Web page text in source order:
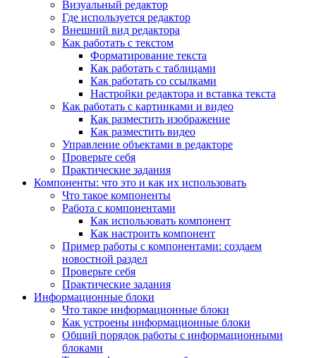
Визуальный редактор
Где используется редактор
Внешний вид редактора
Как работать с текстом
Форматирование текста
Как работать с таблицами
Как работать со ссылками
Настройки редактора и вставка текста
Как работать с картинками и видео
Как разместить изображение
Как разместить видео
Управление объектами в редакторе
Проверьте себя
Практические задания
Компоненты: что это и как их использовать
Что такое компоненты
Работа с компонентами
Как использовать компонент
Как настроить компонент
Пример работы с компонентами: создаем
новостной раздел
Проверьте себя
Практические задания
Информационные блоки
Что такое информационные блоки
Как устроены информационные блоки
Общий порядок работы с информационными
блоками